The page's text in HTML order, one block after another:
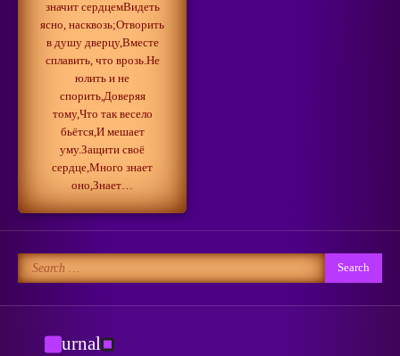
значит сердцемВидеть
ясно, насквозь;Отворить
в душу дверцу,Вместе
сплавить, что врозь.Не
юлить и не
спорить,Доверяя
тому,Что так весело
бьётся,И мешает
уму.Защити своё
сердце,Много знает
оно,Знает…
Search
for:
Journal
New Horizons